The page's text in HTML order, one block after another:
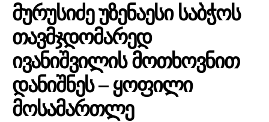
ᲛᲣᲠᲣᲡᲘᲫᲔ ᲣᲖᲔᲜᲐᲔᲡᲘ ᲡᲐᲑᲭᲝᲡ
ᲗᲐᲕᲛᲯᲓᲝᲛᲐᲠᲔᲓ
ᲘᲕᲐᲜᲘᲨᲕᲘᲚᲘᲡ ᲛᲝᲗᲮᲝᲕᲜᲘᲗ
ᲓᲐᲜᲘᲨᲜᲔᲡ – ᲧᲝᲤᲘᲚᲘ
ᲛᲝᲡᲐᲛᲐᲠᲗᲚᲔ